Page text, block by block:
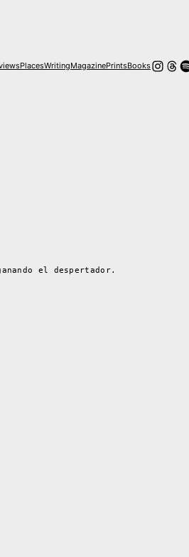
PlacesWritingMagazinePrintsBooks
el despertador.